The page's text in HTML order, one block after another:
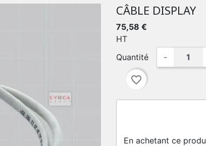
CÂBLE DISPLAY
75,58 €
HT
Quantité
-
favorite_border
En achetant ce